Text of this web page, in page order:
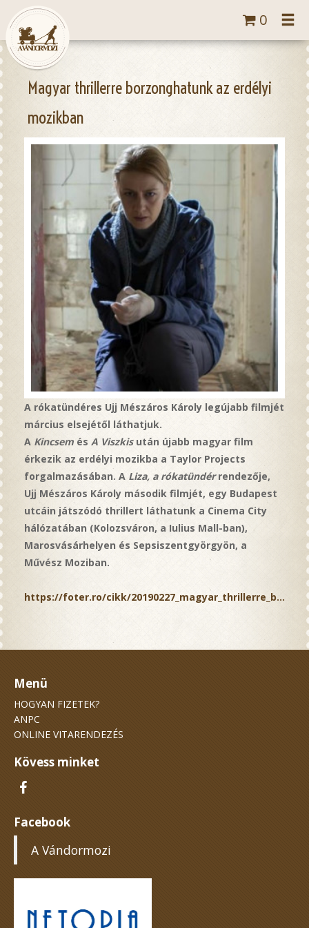
0
Magyar thrillerre borzonghatunk az erdélyi
mozikban
A rókatündéres Ujj Mészáros Károly legújabb filmjét
március elsejétől láthatjuk.
A Kincsem és A Viszkisután újabb magyar film
érkezik az erdélyi mozikba a Taylor Projects
forgalmazásában. A Liza, a rókatündérrendezője,
Ujj Mészáros Károly második filmjét, egy Budapest
utcáin játszódó thrillert láthatunk a Cinema City
hálózatában (Kolozsváron, a Iulius Mall-ban),
Marosvásárhelyen és Sepsiszentgyörgyön, a
Művész Moziban.
https://foter.ro/cikk/20190227_magyar_thrillerre_b...
Menü
HOGYAN FIZETEK?
ANPC
ONLINE VITARENDEZÉS
Kövess minket
Facebook
A Vándormozi